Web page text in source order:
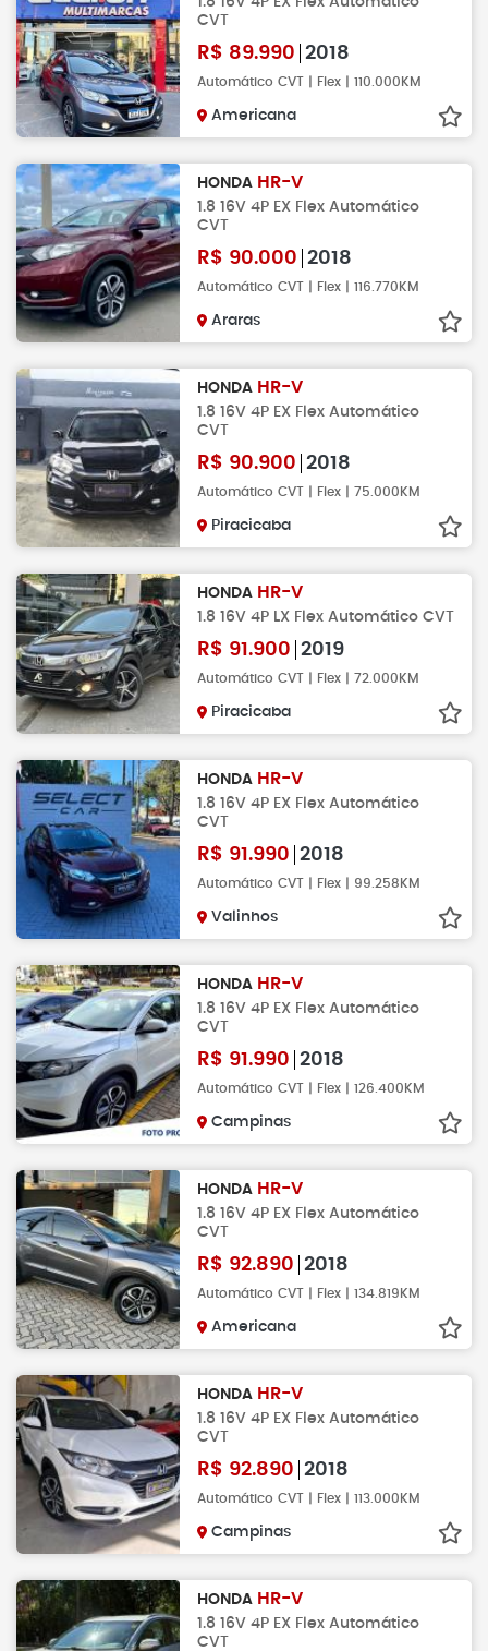
CVT
R$ 89.990 2018
Automático CVT | Flex | 110.000KM
Americana
HONDA HR-V
1.8 16V 4P EX Flex Automático
CVT
R$ 90.000 2018
Automático CVT | Flex | 116.770KM
Araras
HONDA HR-V
1.8 16V 4P EX Flex Automático
CVT
R$ 90.900 2018
Automático CVT | Flex | 75.000KM
Piracicaba
HONDA HR-V
1.8 16V 4P LX Flex Automático CVT
R$ 91.900 2019
Automático CVT | Flex | 72.000KM
Piracicaba
HONDA HR-V
1.8 16V 4P EX Flex Automático
CVT
R$ 91.990 2018
Automático CVT | Flex | 99.258KM
Valinhos
HONDA HR-V
1.8 16V 4P EX Flex Automático
CVT
R$ 91.990 2018
Automático CVT | Flex | 126.400KM
Campinas
HONDA HR-V
1.8 16V 4P EX Flex Automático
CVT
R$ 92.890 2018
Automático CVT | Flex | 134.819KM
Americana
HONDA HR-V
1.8 16V 4P EX Flex Automático
CVT
R$ 92.890 2018
Automático CVT | Flex | 113.000KM
Campinas
HONDA HR-V
1.8 16V 4P EX Flex Automático
CVT